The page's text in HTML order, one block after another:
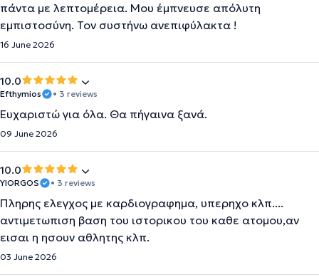
πάντα με λεπτομέρεια. Μου έμπνευσε απόλυτη
εμπιστοσύνη. Τον συστήνω ανεπιφύλακτα !
16 June 2026
10.0
Efthymios • 3 reviews
Ευχαριστώ για όλα. Θα πήγαινα ξανά.
09 June 2026
10.0
YIORGOS • 3 reviews
Πληρης ελεγχος με καρδιογραφημα, υπερηχο κλπ....
αντιμετωπιση βαση του ιστορικου του καθε ατομου,αν
εισαι η ησουν αθλητης κλπ.
03 June 2026